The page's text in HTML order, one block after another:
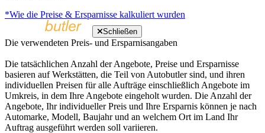
*Wie die Preise & Ersparnisse kalkuliert wurden
Schließen
Die verwendeten Preis- und Ersparnisangaben
Die tatsächlichen Anzahl der Angebote, Preise und Ersparnisse
basieren auf Werkstätten, die Teil von Autobutler sind, und ihren
individuellen Preisen für alle Aufträge einschließlich Angebote im
Umkreis, in dem Ihre Angebote eingeholt wurden. Die Anzahl der
Angebote, Ihr individueller Preis und Ihre Ersparnis können je nach
Automarke, Modell, Baujahr und an welchem Ort im Land Ihr
Auftrag ausgeführt werden soll variieren.